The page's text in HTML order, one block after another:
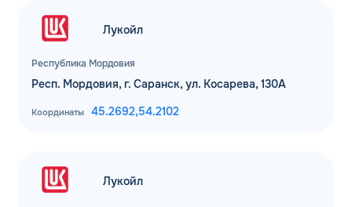
Республика Мордовия
Лукойл
Респ. Мордовия, г. Саранск, ул. Косарева, 130А
Координаты 45.2692,54.2102
Лукойл